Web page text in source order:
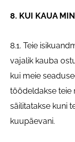
8. KUI KAUA
8.1. Teie
vajalik kauba
kui meie
töödeldakse teie
säilitatakse kuni
kuupäevani.